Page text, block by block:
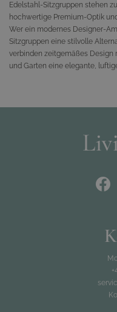
Edelstahl-Sitzgruppen stehen
hochwertige Premium-Optik
Wer ein modernes Designer-
Sitzgruppen eine stilvolle
verbinden zeitgemäßes Design
und Garten eine elegante,